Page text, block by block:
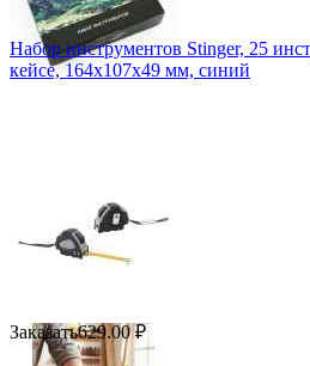
Набор инструментов Stinger, 25
кейсе, 164x107x49 мм, синий
Заказать629.00 ₽